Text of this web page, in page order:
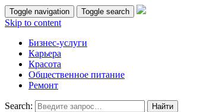
Toggle navigation Toggle search
Skip to content
Бизнес-услуги
Карьера
Красота
Общественное питание
Ремонт
Search: